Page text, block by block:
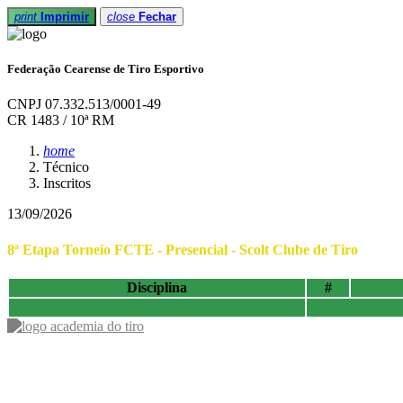
print Imprimir close Fechar
Federação Cearense de Tiro Esportivo
CNPJ 07.332.513/0001-49
CR 1483 / 10ª RM
home
Técnico
Inscritos
13/09/2026
8ª Etapa Torneio FCTE - Presencial - Scolt Clube de Tiro
Disciplina #